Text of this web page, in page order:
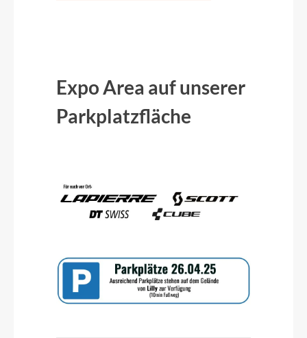
Expo Area auf unserer
Parkplatzfläche